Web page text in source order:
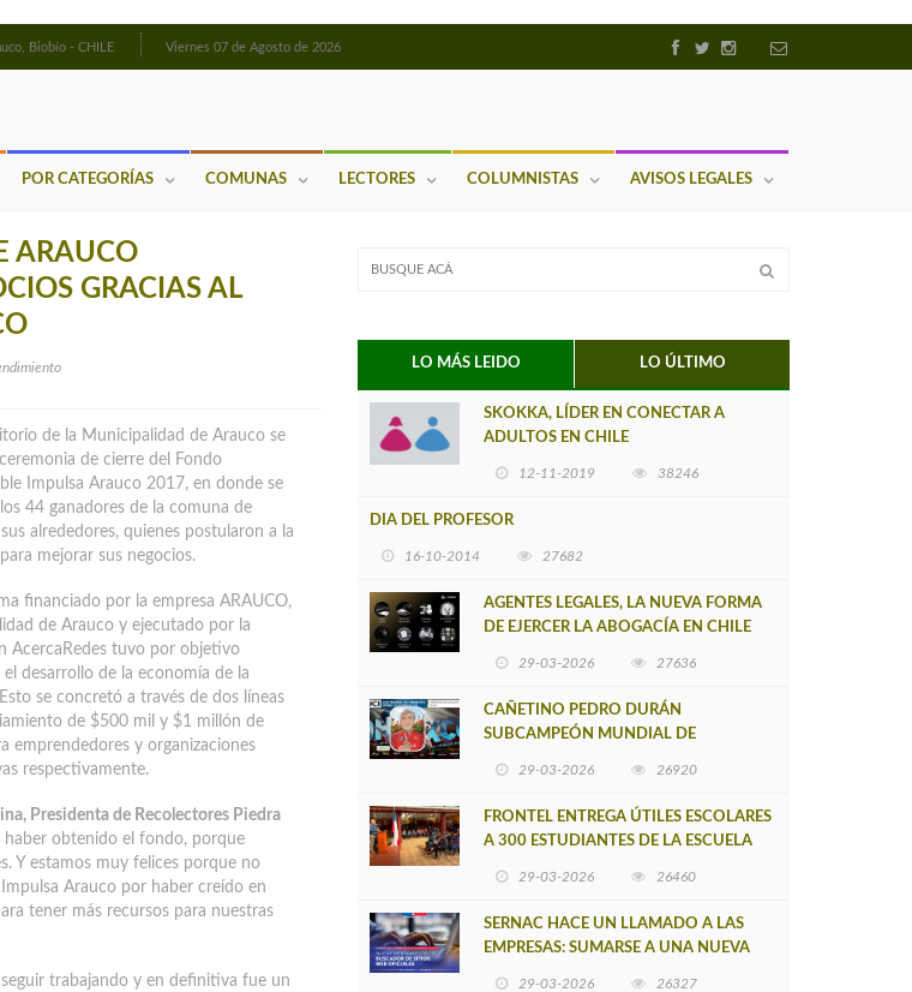
Biobío - CHILE Viernes 07 de Agosto de 2026
POR CATEGORÍAS COMUNAS LECTORES COLUMNISTAS AVISOS LEGALES
ARAUCO
GRACIAS AL
de la Municipalidad de Arauco se
de cierre del Fondo
Impulsa Arauco 2017, en donde se
44 ganadores de la comuna de
alrededores, quienes postularon a la
mejorar sus negocios.
financiado por la empresa ARAUCO,
de Arauco y ejecutado por la
AcercaRedes tuvo por objetivo
desarrollo de la economía de la
se concretó a través de dos líneas
de $500 mil y $1 millón de
emprendedores y organizaciones
respectivamente.
Presidenta de Recolectores Piedra
haber obtenido el fondo, porque
Y estamos muy felices porque no
Arauco por haber creído en
tener más recursos para nuestras
trabajando y en definitiva fue un
LO MÁS LEIDO LO ÚLTIMO
SKOKKA, LÍDER EN CONECTAR A
ADULTOS EN CHILE
12-11-2019 38246
DIA DEL PROFESOR
16-10-2014 27682
AGENTES LEGALES, LA NUEVA FORMA
DE EJERCER LA ABOGACÍA EN CHILE
29-03-2026 27636
CAÑETINO PEDRO DURÁN
SUBCAMPEÓN MUNDIAL DE
29-03-2026 26920
FRONTEL ENTREGA ÚTILES ESCOLARES
A 300 ESTUDIANTES DE LA ESCUELA
29-03-2026 26460
SERNAC HACE UN LLAMADO A LAS
EMPRESAS: SUMARSE A UNA NUEVA
29-03-2026 26327